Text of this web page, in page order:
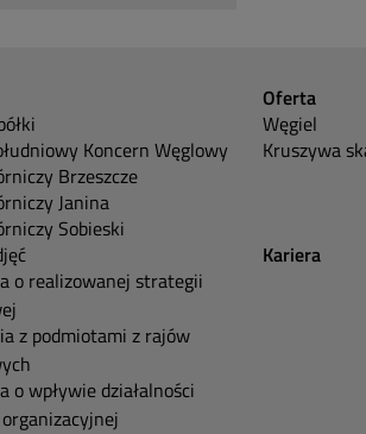
Koncern Węglowy
Brzeszcze
Janina
Sobieski
o realizowanej strategii
z podmiotami z rajów
o wpływie działalności
Oferta
Węgiel
Kruszywa
Kariera